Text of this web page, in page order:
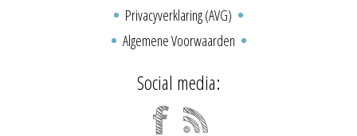
Privacyverklaring (AVG)
Algemene Voorwaarden
Social media: